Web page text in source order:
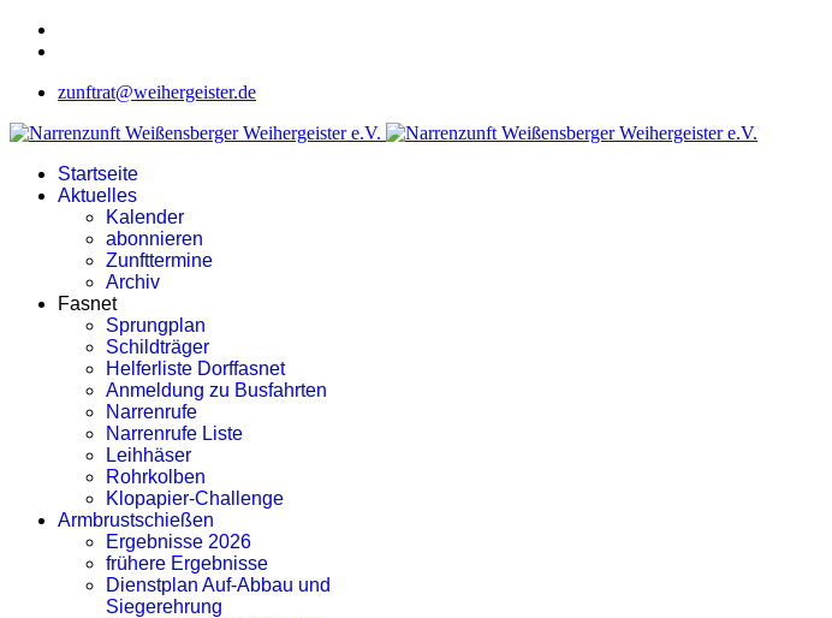
zunftrat@weihergeister.de
Startseite
Aktuelles
Kalender
abonnieren
Zunfttermine
Archiv
Fasnet
Sprungplan
Schildträger
Helferliste Dorffasnet
Anmeldung zu Busfahrten
Narrenrufe
Narrenrufe Liste
Leihhäser
Rohrkolben
Klopapier-Challenge
Armbrustschießen
Ergebnisse 2026
frühere Ergebnisse
Dienstplan Auf-Abbau und
Siegerehrung